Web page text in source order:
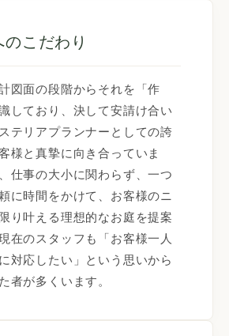
のこだわり
図面の段階からそれを「作
しており、決して安請け合い
テリアプランナーとしての誇
様と真摯に向き合っていま
仕事の大小に関わらず、一つ
に時間をかけて、お客様のニ
り叶える理想的なお庭を提案
在のスタッフも「お客様一人
対応したい」という思いから
者が多くいます。